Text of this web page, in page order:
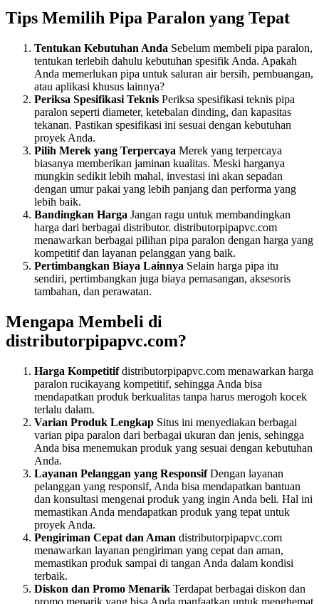
Tips Memilih Pipa Paralon yang Tepat
Tentukan Kebutuhan Anda Sebelum membeli pipa paralon,
tentukan terlebih dahulu kebutuhan spesifik Anda. Apakah
Anda memerlukan pipa untuk saluran air bersih, pembuangan,
atau aplikasi khusus lainnya?
Periksa Spesifikasi Teknis Periksa spesifikasi teknis pipa
paralon seperti diameter, ketebalan dinding, dan kapasitas
tekanan. Pastikan spesifikasi ini sesuai dengan kebutuhan
proyek Anda.
Pilih Merek yang Terpercaya Merek yang terpercaya
biasanya memberikan jaminan kualitas. Meski harganya
mungkin sedikit lebih mahal, investasi ini akan sepadan
dengan umur pakai yang lebih panjang dan performa yang
lebih baik.
Bandingkan Harga Jangan ragu untuk membandingkan
harga dari berbagai distributor. distributorpipapvc.com
menawarkan berbagai pilihan pipa paralon dengan harga yang
kompetitif dan layanan pelanggan yang baik.
Pertimbangkan Biaya Lainnya Selain harga pipa itu
sendiri, pertimbangkan juga biaya pemasangan, aksesoris
tambahan, dan perawatan.
Mengapa Membeli di
distributorpipapvc.com?
Harga Kompetitifdistributorpipapvc.com menawarkan harga
paralon rucikayang kompetitif, sehingga Anda bisa
mendapatkan produk berkualitas tanpa harus merogoh kocek
terlalu dalam.
Varian Produk Lengkap Situs ini menyediakan berbagai
varian pipa paralon dari berbagai ukuran dan jenis, sehingga
Anda bisa menemukan produk yang sesuai dengan kebutuhan
Anda.
Layanan Pelanggan yang ResponsifDengan layanan
pelanggan yang responsif, Anda bisa mendapatkan bantuan
dan konsultasi mengenai produk yang ingin Anda beli. Hal ini
memastikan Anda mendapatkan produk yang tepat untuk
proyek Anda.
Pengiriman Cepat dan Aman distributorpipapvc.com
menawarkan layanan pengiriman yang cepat dan aman,
memastikan produk sampai di tangan Anda dalam kondisi
terbaik.
Diskon dan Promo Menarik Terdapat berbagai diskon dan
promo menarik yang bisa Anda manfaatkan untuk menghemat